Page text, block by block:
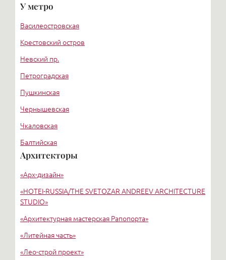
Курортный район
У метро
Василеостровская
Крестовский остров
Невский пр.
Петроградская
Пушкинская
Чернышевская
Чкаловская
Балтийская
Старая деревня
Удельная
Архитекторы
«Арх-дизайн»
«HОTEI-RUSSIA/THE SVETOZAR ANDREEV ARCHITECTURE
STUDIO»
«Архитектурная мастерская Рапопорта»
«Литейная часть»
«Лео-строй проект»